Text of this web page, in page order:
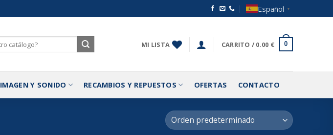
Español ▼
MI LISTA CARRITO / 0.00 € 0
IMAGEN Y SONIDO RECAMBIOS Y REPUESTOS OFERTAS CONTACTO